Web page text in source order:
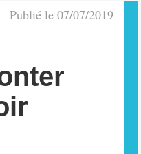
Publié le 07/07/2019